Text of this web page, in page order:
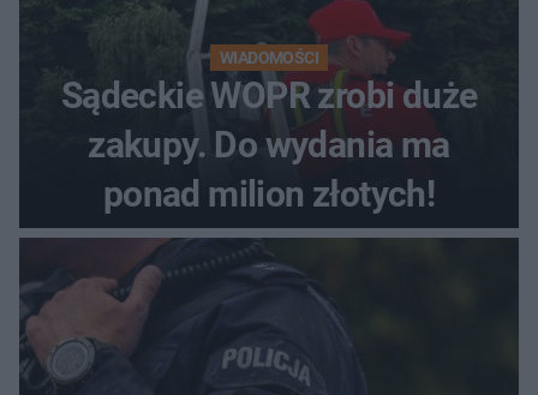
WIADOMOŚCI
Sądeckie WOPR zrobi duże
zakupy. Do wydania ma
ponad milion złotych!